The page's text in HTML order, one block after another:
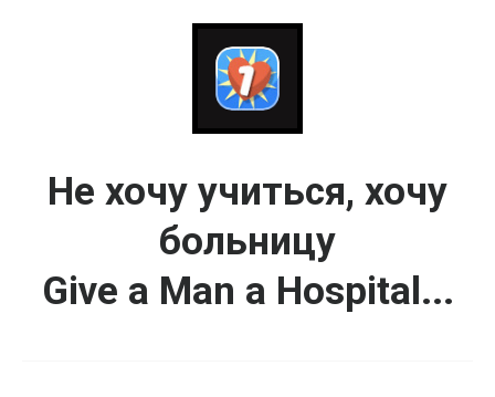
Не хочу учиться, хочу
больницу
Give a Man a Hospital...